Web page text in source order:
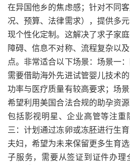
在异国他乡的焦虑感；针对不同
况、预算、法律需求），提供多
现个性化定制。这解决了求子家
障碍、信息不对称、流程复杂以
点。非常适合以下场景：场景一
需要借助海外先进试管婴儿技术
功率与医疗质量有较高要求；场
希望利用美国合法合规的助孕资
包括影视明星、企业高管等注重
三：计划通过冻卵或冻胚进行生
夫妇，希望为未来保留更多生育
子服务，需要从签证到证件办理